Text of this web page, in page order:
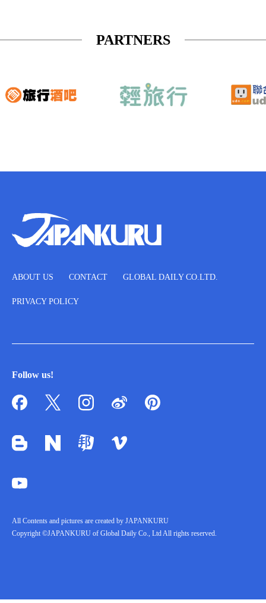
PARTNERS
ABOUT US CONTACT GLOBAL DAILY CO.LTD.
PRIVACY POLICY
Follow us!
All Contents and pictures are created by JAPANKURU
Copyright ©JAPANKURU of Global Daily Co., Ltd All rights reserved.